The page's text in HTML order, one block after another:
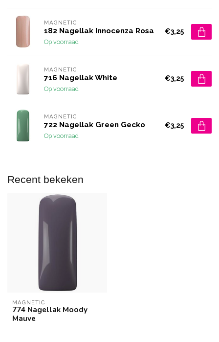
MAGNETIC
182 Nagellak Innocenza Rosa
Op voorraad
€3,25
MAGNETIC
716 Nagellak White
Op voorraad
€3,25
MAGNETIC
722 Nagellak Green Gecko
Op voorraad
€3,25
Recent bekeken
MAGNETIC
774 Nagellak Moody
Mauve